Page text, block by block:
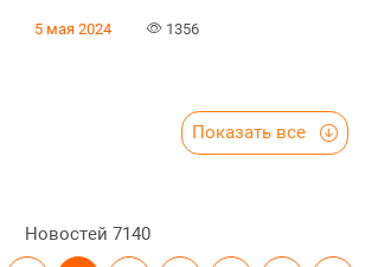
5 мая 2024 1356
Показать все
Новостей 7140